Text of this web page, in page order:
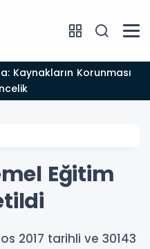
Eğitim
2017 tarihli ve 30143